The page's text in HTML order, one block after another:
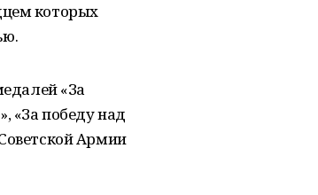
которых
«За
«За победу над
Армии